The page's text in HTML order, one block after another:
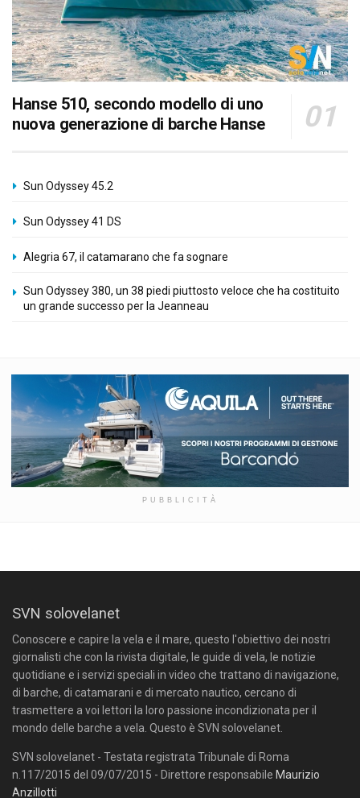
Hanse 510, secondo modello di uno
nuova generazione di barche Hanse
Sun Odyssey 45.2
Sun Odyssey 41 DS
Alegria 67, il catamarano che fa sognare
Sun Odyssey 380, un 38 piedi piuttosto veloce che ha costituito
un grande successo per la Jeanneau
PUBBLICITÀ
SVN solovelanet
Conoscere e capire la vela e il mare, questo l'obiettivo dei nostri
giornalisti che con la rivista digitale, le guide di vela, le notizie
quotidiane e i servizi speciali in video che trattano di navigazione,
di barche, di catamarani e di mercato nautico, cercano di
trasmettere a voi lettori la loro passione incondizionata per il
mondo delle barche a vela. Questo è SVN solovelanet.
SVN solovelanet - Testata registrata Tribunale di Roma
n.117/2015 del 09/07/2015 - Direttore responsabile Maurizio
Anzillotti